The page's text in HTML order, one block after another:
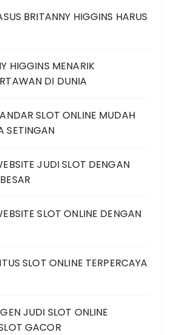
BRITANNY HIGGINS HARUS
HIGGINS MENARIK
DI DUNIA
SLOT ONLINE MUDAH
SETINGAN
JUDI SLOT DENGAN
SLOT ONLINE DENGAN
SLOT ONLINE TERPERCAYA
JUDI SLOT ONLINE
GACOR